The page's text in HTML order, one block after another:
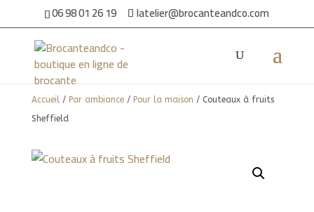
06 98 01 26 19 latelier@brocanteandco.com
Accueil/ Par ambiance/ Pour la maison / Couteaux à fruits
Sheffield